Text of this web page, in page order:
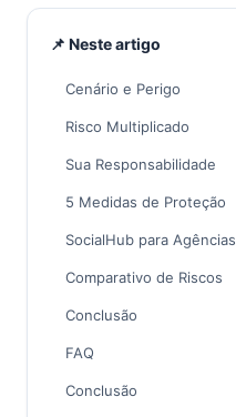
📌 Neste artigo
Cenário e Perigo
Risco Multiplicado
Sua Responsabilidade
5 Medidas de Proteção
SocialHub para Agências
Comparativo de Riscos
Conclusão
FAQ
Conclusão